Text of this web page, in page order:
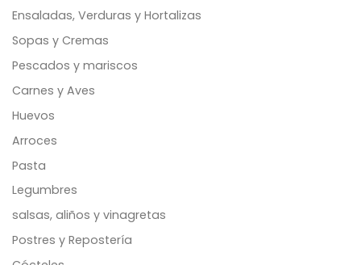
Ensaladas, Verduras y Hortalizas
Sopas y Cremas
Pescados y mariscos
Carnes y Aves
Huevos
Arroces
Pasta
Legumbres
salsas, aliños y vinagretas
Postres y Repostería